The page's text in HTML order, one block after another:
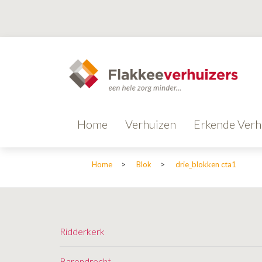
Home Verhuizen Erkende
Home > Blok > drie_blokken cta1
Ridderkerk